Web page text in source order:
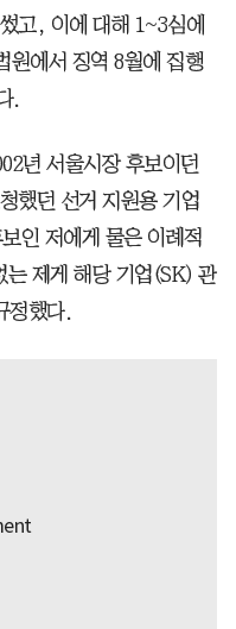
고, 이에 대해 1~3심에
원에서 징역 8월에 집행
.
년 서울시장 후보이던
했던 선거 지원용 기업
인 저에게 물은 이례적
는 제게 해당 기업(SK) 관
정했다.